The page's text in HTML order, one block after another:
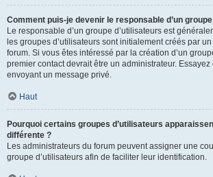
Comment puis-je devenir le responsable d’un
Le responsable d’un groupe d’utilisateurs est
les groupes d’utilisateurs sont initialement créés par
forum. Si vous êtes intéressé par la création d’un
premier contact devrait être un administrateur.
envoyant un message privé.
Haut
Pourquoi certains groupes d’utilisateurs
différente ?
Les administrateurs du forum peuvent assigner une
groupe d’utilisateurs afin de faciliter leur identification.